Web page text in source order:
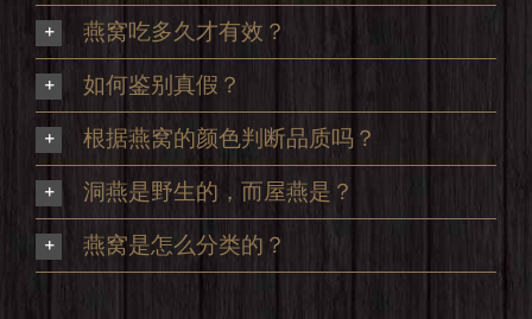
燕窝吃多久才有效？
如何鉴别真假？
根据燕窝的颜色判断品质吗？
洞燕是野生的，而屋燕是？
燕窝是怎么分类的？